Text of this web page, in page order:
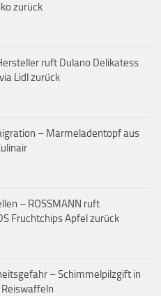
zurück
ruft Dulano Delikatess
Lidl zurück
– Marmeladentopf aus
– ROSSMANN ruft
Fruchtchips Apfel zurück
– Schimmelpilzgift in